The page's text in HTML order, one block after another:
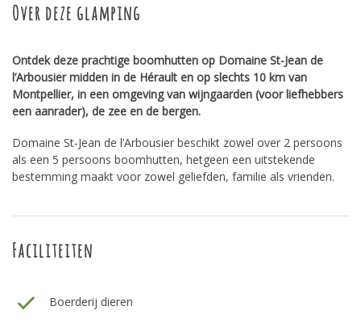
Over deze glamping
Ontdek deze prachtige boomhutten op Domaine St-Jean de
l’Arbousier midden in de Hérault en op slechts 10 km van
Montpellier, in een omgeving van wijngaarden (voor liefhebbers
een aanrader), de zee en de bergen.
Domaine St-Jean de l’Arbousier beschikt zowel over 2 persoons
als een 5 persoons boomhutten, hetgeen een uitstekende
bestemming maakt voor zowel geliefden, familie als vrienden.
Faciliteiten
Boerderij dieren